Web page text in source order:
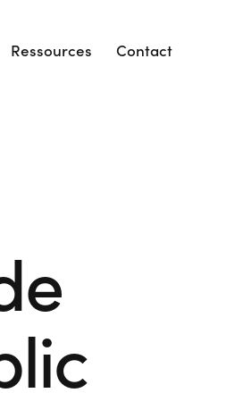
Ressources Contact